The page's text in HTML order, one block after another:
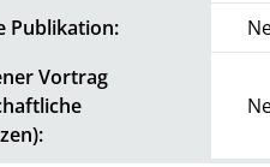
Publikation:
Vortrag